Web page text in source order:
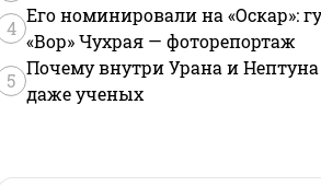
4
Его номинировали на «Оскар»:
«Вор» Чухрая — фоторепортаж
5
Почему внутри Урана и
даже ученых